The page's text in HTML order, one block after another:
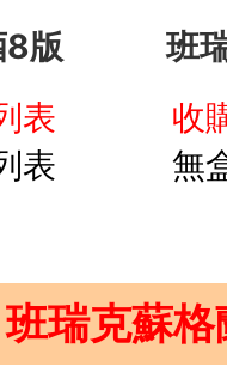
8版
班
表
表
收
無
班瑞克蘇